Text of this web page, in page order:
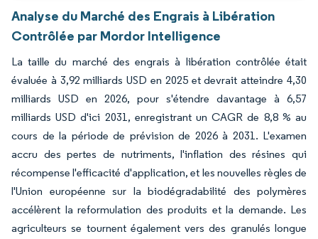
Analyse du Marché des Engrais à Libération
Contrôlée par Mordor Intelligence
La taille du marché des engrais à libération contrôlée était
évaluée à 3,92 milliards USD en 2025 et devrait atteindre 4,30
milliards USD en 2026, pour s'étendre davantage à 6,57
milliards USD d'ici 2031, enregistrant un CAGR de 8,8 % au
cours de la période de prévision de 2026 à 2031. L'examen
accru des pertes de nutriments, l'inflation des résines qui
récompense l'efficacité d'application, et les nouvelles règles de
l'Union européenne sur la biodégradabilité des polymères
accélèrent la reformulation des produits et la demande. Les
agriculteurs se tournent également vers des granulés longue